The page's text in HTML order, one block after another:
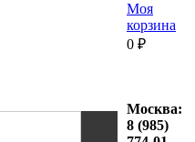
Моя
корзина
0 ₽
Москва:
8 (985)